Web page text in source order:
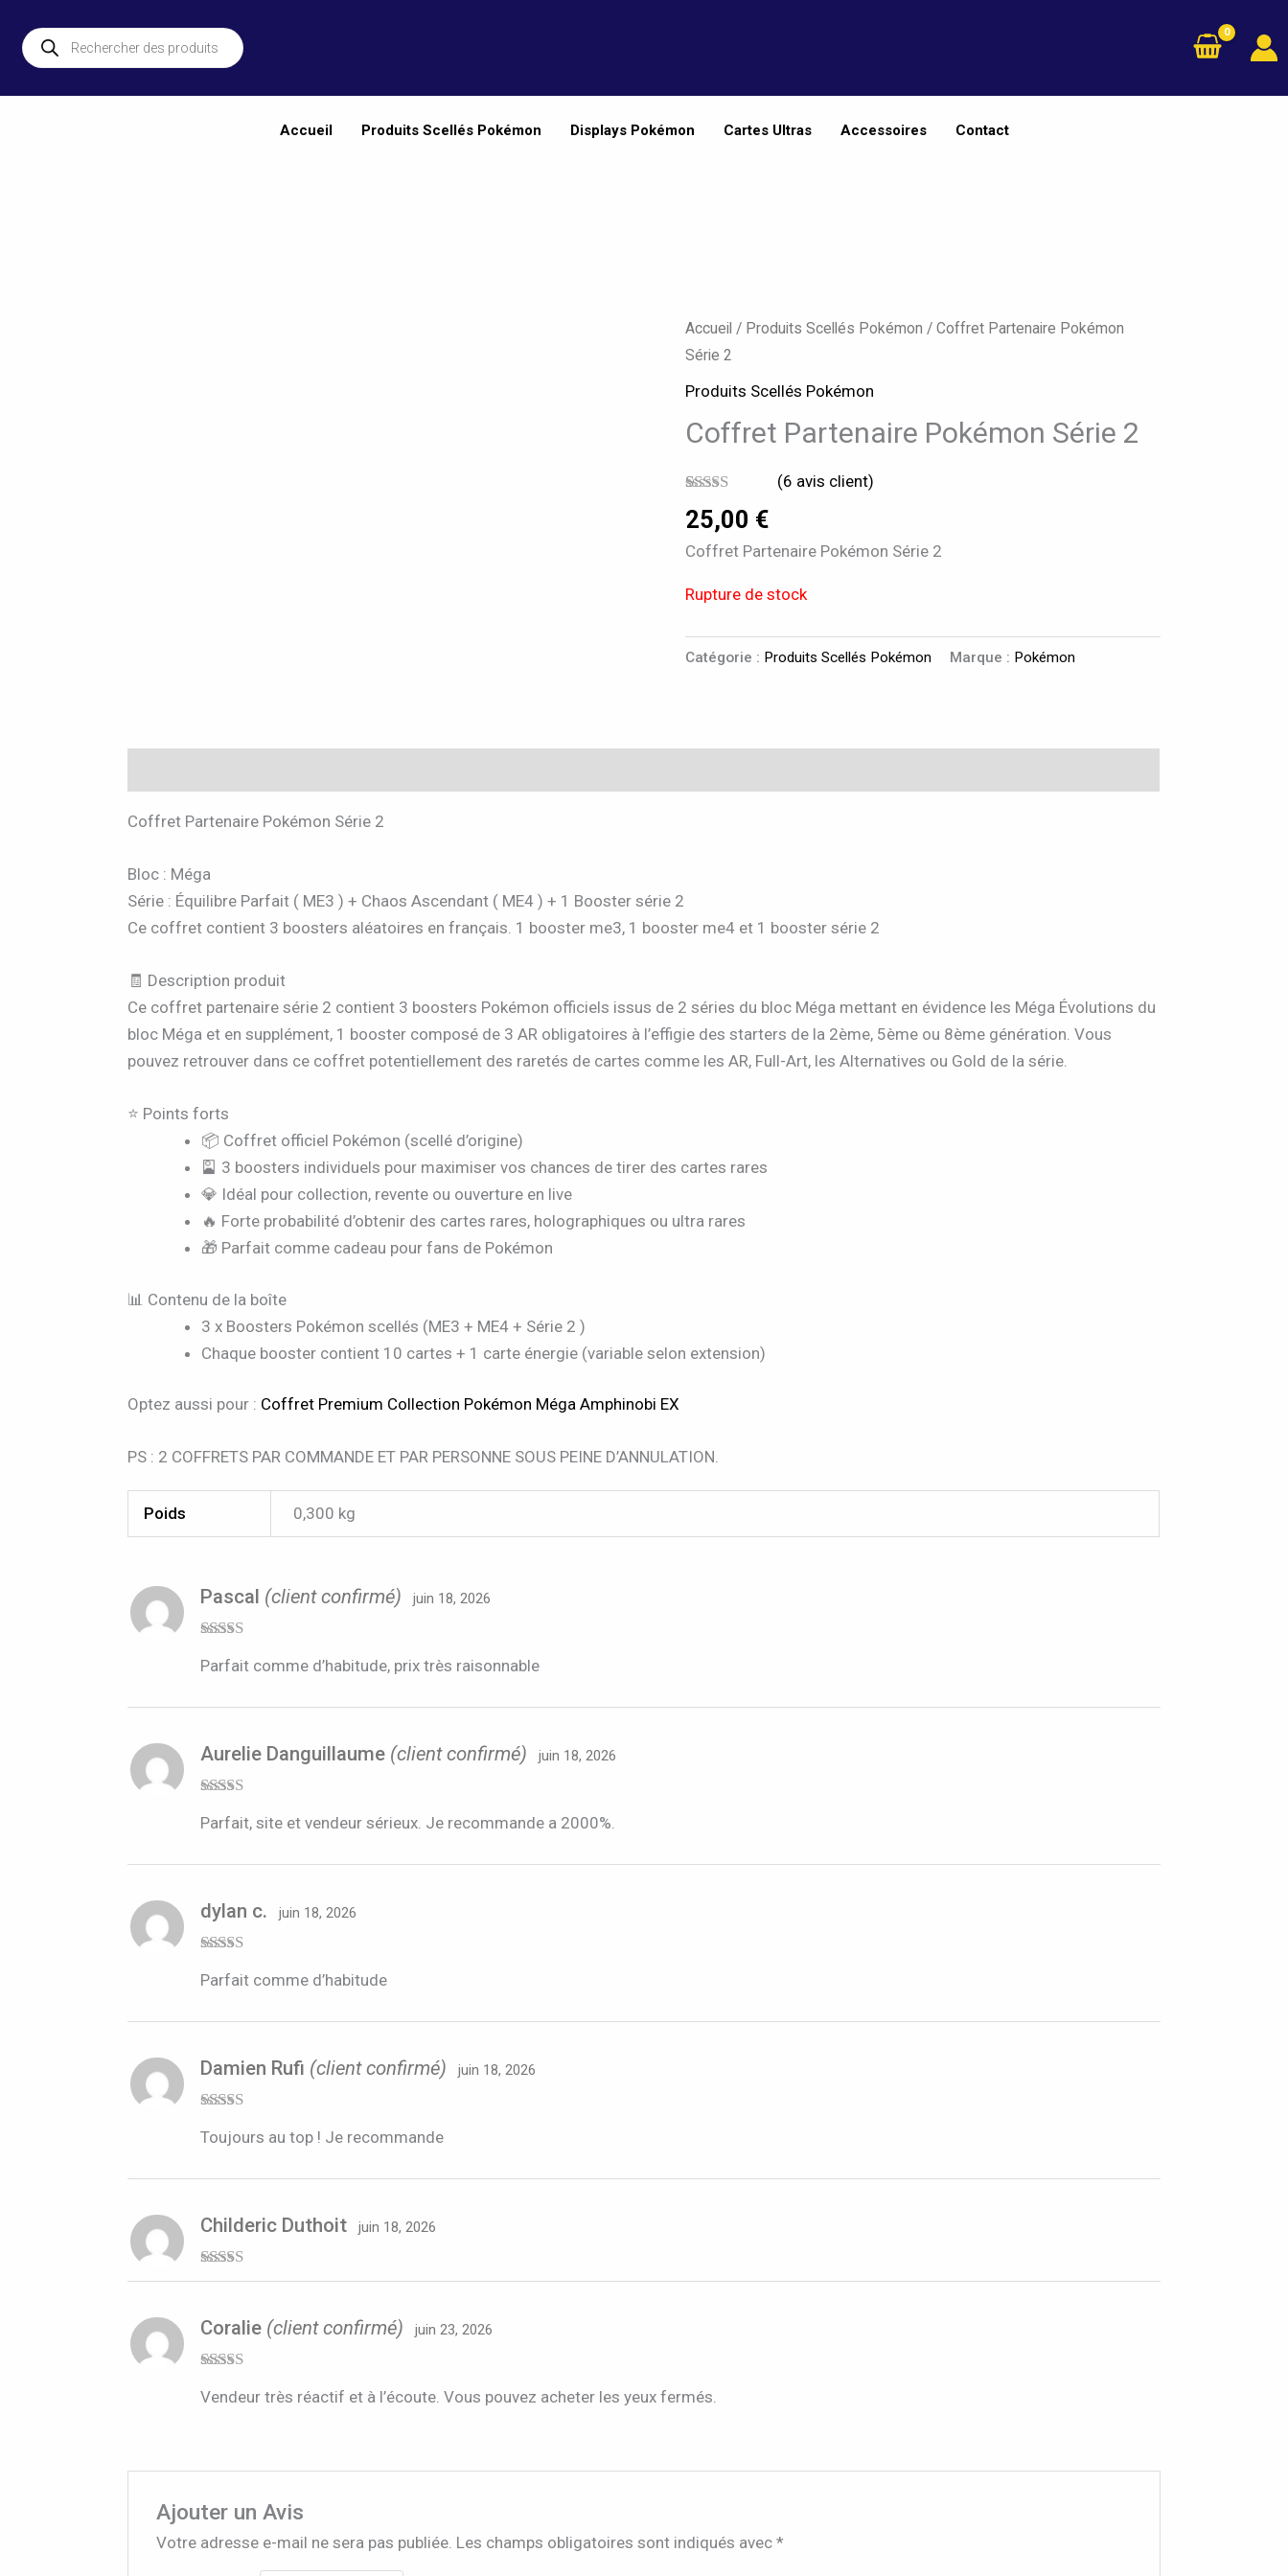
contenu
Recherche
de
produits
Accueil Produits Scellés Pokémon Displays Pokémon Cartes Ultras Accessoires Contact
Accueil / Produits Scellés Pokémon / Coffret Partenaire Pokémon
Série 2
Produits Scellés Pokémon
Coffret Partenaire Pokémon Série 2
Noté
5.00
sur 5 basé
6
notations
(6 avis client)
25,00 €
Coffret Partenaire Pokémon Série 2
Rupture de stock
Catégorie : Produits Scellés Pokémon Marque : Pokémon
Coffret Partenaire Pokémon Série 2
Bloc : Méga
Série : Équilibre Parfait ( ME3 ) + Chaos Ascendant ( ME4 ) + 1 Booster série 2
Ce coffret contient 3 boosters aléatoires en français. 1 booster me3, 1 booster me4 et 1 booster série 2
🧾 Description produit
Ce coffret partenaire série 2 contient 3 boosters Pokémon officiels issus de 2 séries du bloc Méga mettant en évidence les Méga Évolutions du
bloc Méga et en supplément, 1 booster composé de 3 AR obligatoires à l’effigie des starters de la 2ème, 5ème ou 8ème génération. Vous
pouvez retrouver dans ce coffret potentiellement des raretés de cartes comme les AR, Full-Art, les Alternatives ou Gold de la série.
⭐ Points forts
📦 Coffret officiel Pokémon (scellé d’origine)
🎴 3 boosters individuels pour maximiser vos chances de tirer des cartes rares
💎 Idéal pour collection, revente ou ouverture en live
🔥 Forte probabilité d’obtenir des cartes rares, holographiques ou ultra rares
🎁 Parfait comme cadeau pour fans de Pokémon
📊 Contenu de la boîte
3 x Boosters Pokémon scellés (ME3 + ME4 + Série 2 )
Chaque booster contient 10 cartes + 1 carte énergie (variable selon extension)
Optez aussi pour : Coffret Premium Collection Pokémon Méga Amphinobi EX
PS : 2 COFFRETS PAR COMMANDE ET PAR PERSONNE SOUS PEINE D’ANNULATION.
Poids 0,300 kg
Pascal (client confirmé) juin 18, 2026
Parfait comme d’habitude, prix très raisonnable
Aurelie Danguillaume (client confirmé) juin 18, 2026
Parfait, site et vendeur sérieux. Je recommande a 2000%.
dylan c. juin 18, 2026
Parfait comme d’habitude
Damien Rufi (client confirmé) juin 18, 2026
Toujours au top ! Je recommande
Note5sur 5
Childeric Duthoit juin 18, 2026
Coralie (client confirmé) juin 23, 2026
Vendeur très réactif et à l’écoute. Vous pouvez acheter les yeux fermés.
Ajouter un Avis
Votre adresse e-mail ne sera pas publiée. Les champs obligatoires sont indiqués avec *